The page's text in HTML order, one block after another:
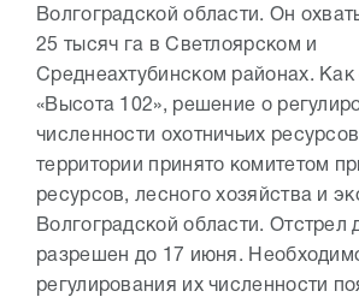
Волгоградской области. Он
25 тысяч га в Светлоярском и
Среднеахтубинском районах.
«Высота 102», решение о
численности охотничьих
территории принято комитетом
ресурсов, лесного хозяйства и
Волгоградской области. Отстрел
разрешен до 17 июня.
регулирования их численности